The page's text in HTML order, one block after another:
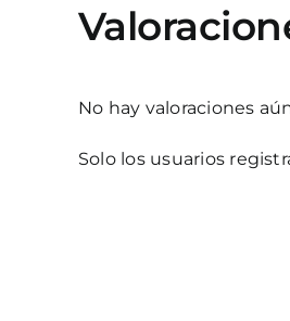
No hay valoraciones
Solo los usuarios